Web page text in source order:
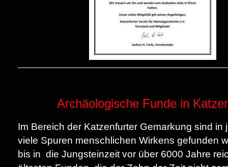
Archäologische Funde in
Im Bereich der Katzenfurter Gemarkung sind in
viele Spuren menschlichen Wirkens gefunden
bis in die Jungsteinzeit vor über 6000 Jahre